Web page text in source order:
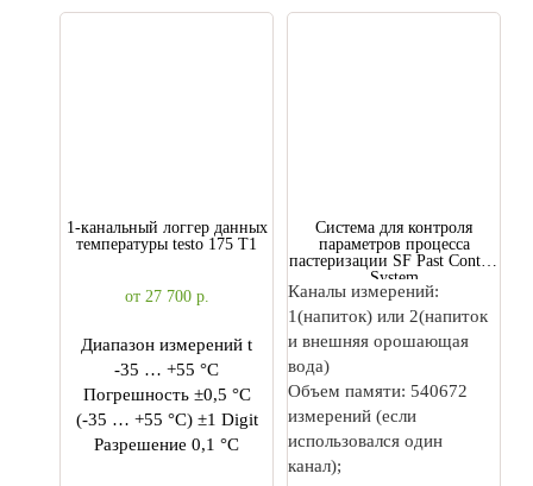
1-канальный логгер данных
температуры testo 175 T1
от 27 700 р.
Диапазон измерений t
-35 … +55 °C
Погрешность ±0,5 °C
(-35 … +55 °C) ±1 Digit
Разрешение 0,1 °C
Cистема для контроля
параметров процесса
пастеризации SF Past Control
System
Каналы измерений:
1(напиток) или 2(напиток
и внешняя орошающая
вода)
Объем памяти: 540672
измерений (если
использовался один
канал);